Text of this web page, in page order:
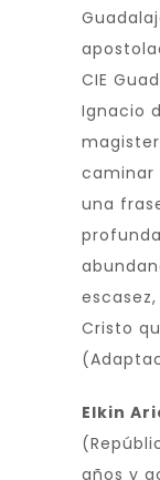
CIE
Ignacio
caminar
una
Cristo
Elkin
años y